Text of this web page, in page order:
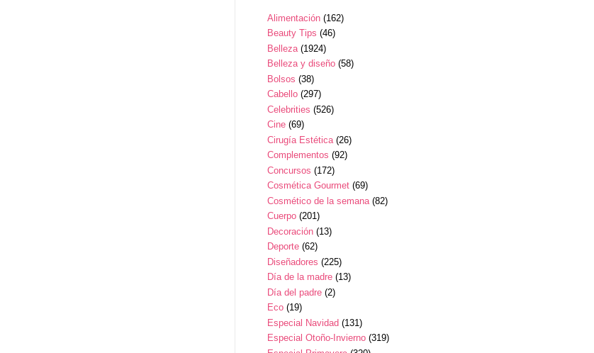
Alimentación (162)
Beauty Tips (46)
Belleza (1924)
Belleza y diseño (58)
Bolsos (38)
Cabello (297)
Celebrities (526)
Cine (69)
Cirugía Estética (26)
Complementos (92)
Concursos (172)
Cosmética Gourmet (69)
Cosmético de la semana (82)
Cuerpo (201)
Decoración (13)
Deporte (62)
Diseñadores (225)
Día de la madre (13)
Día del padre (2)
Eco (19)
Especial Navidad (131)
Especial Otoño-Invierno (319)